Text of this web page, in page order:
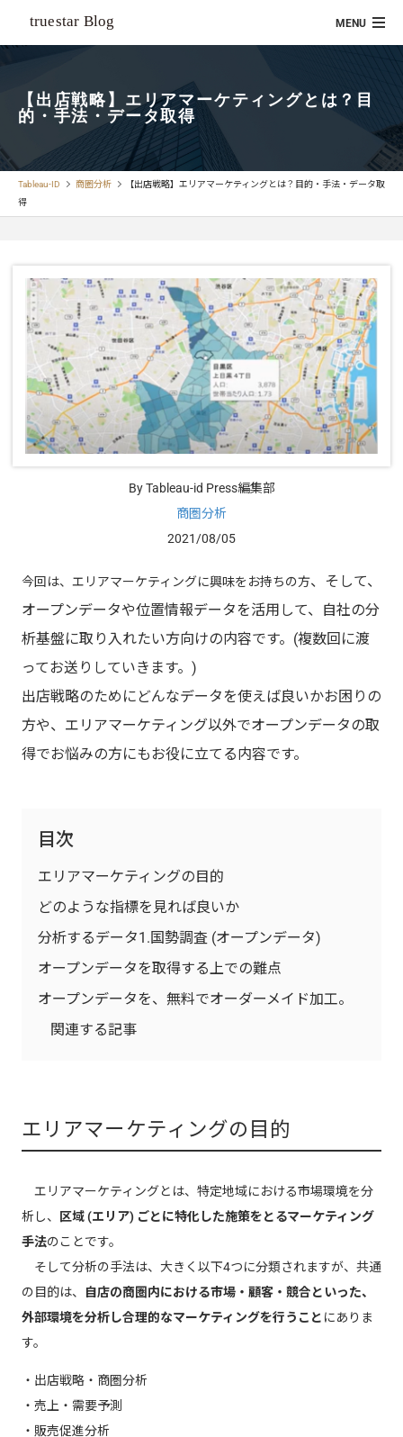
【出店戦略】エリアマーケティングとは？目
的・手法・データ取得
Tableau-ID 商圏分析
【出店戦略】エリアマーケティングとは？目的・手法・データ取
得
By Tableau-id Press編集部
商圏分析
2021/08/05
今回は、エリアマーケティングに興味をお持ちの方、そして、
オープンデータや位置情報データを活用して、自社の分
析基盤に取り入れたい方向けの内容です。(複数回に渡
ってお送りしていきます。)
出店戦略のためにどんなデータを使えば良いかお困りの
方や、エリアマーケティング以外でオープンデータの取
得でお悩みの方にもお役に立てる内容です。
目次
エリアマーケティングの目的
どのような指標を見れば良いか
分析するデータ1.国勢調査 (オープンデータ)
オープンデータを取得する上での難点
オープンデータを、無料でオーダーメイド加工。
関連する記事
エリアマーケティングの目的
エリアマーケティングとは、特定地域における市場環境を分
析し、
区域 (エリア) ごとに特化した施策をとるマーケティング
手法のことです。
そして分析の手法は、大きく以下4つに分類されますが、共通
の目的は、
自店の商圏内における市場・顧客・競合といった、
外部環境を分析し合理的なマーケティングを行うこと にありま
す。
・出店戦略・商圏分析
・売上・需要予測
・販売促進分析